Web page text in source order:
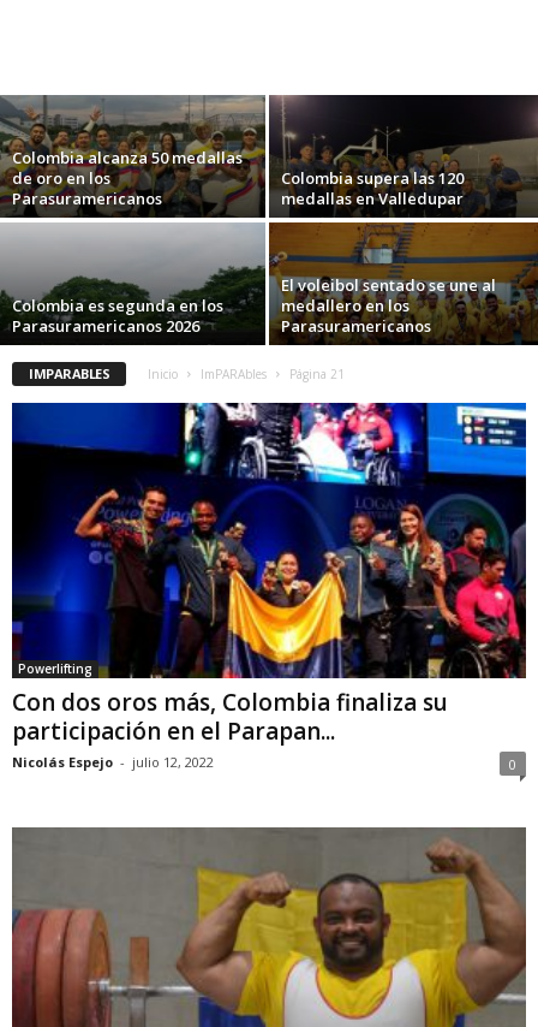
Colombia alcanza 50 medallas
de oro en los
Parasuramericanos
Colombia supera las 120
medallas en Valledupar
Colombia es segunda en los
Parasuramericanos 2026
El voleibol sentado se une al
medallero en los
Parasuramericanos
IMPARABLES Inicio ImPARAbles Página 21
Powerlifting
Con dos oros más, Colombia finaliza su
participación en el Parapan...
Nicolás Espejo - julio 12, 2022 0